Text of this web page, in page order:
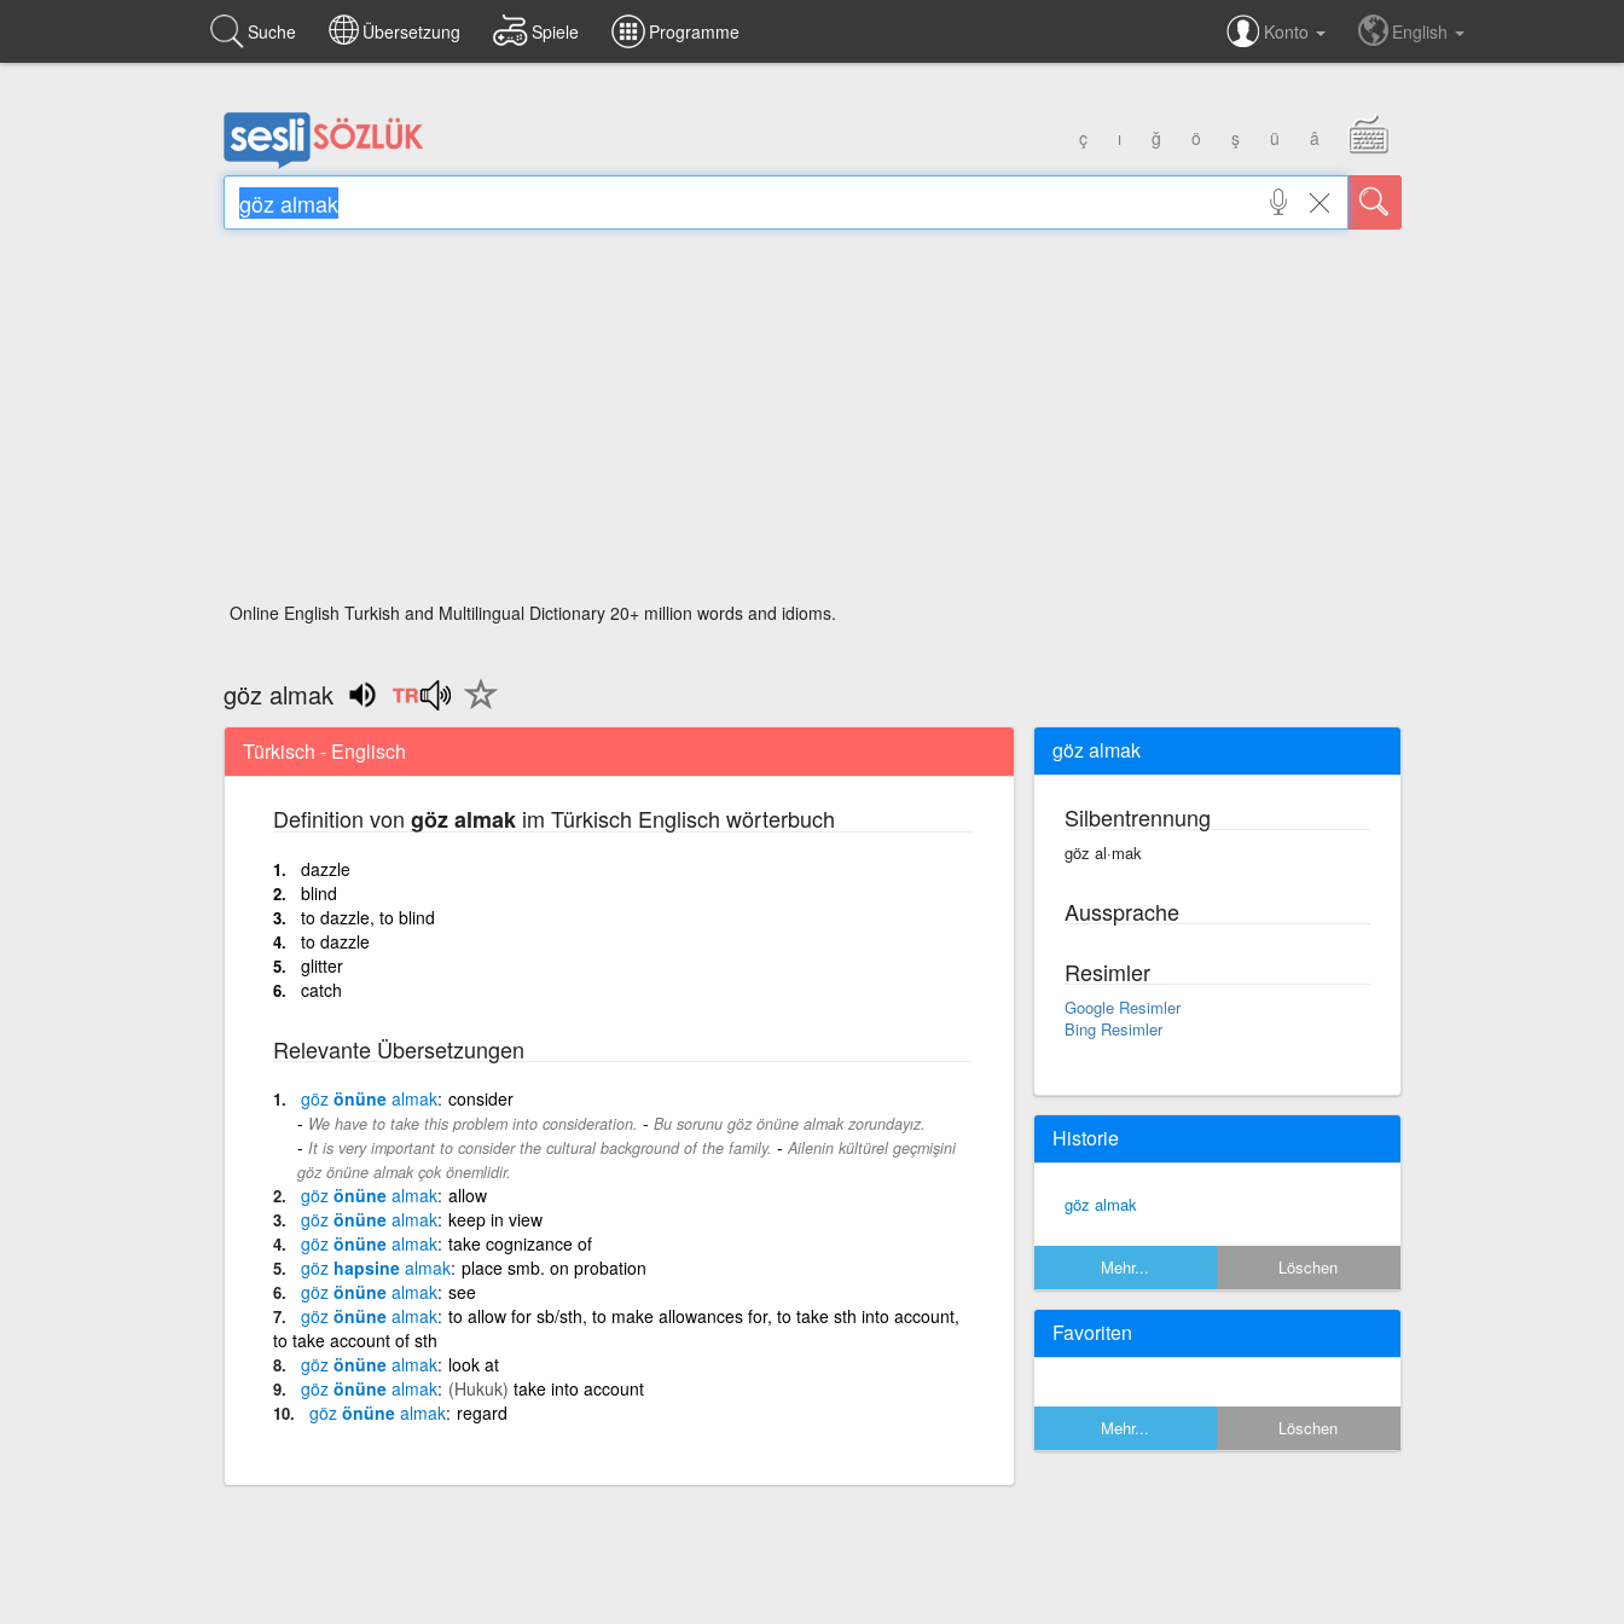
Suche Übersetzung Spiele Programme Konto English
ç ı ğ ö ş ü â
Online English Turkish and Multilingual Dictionary 20+ million words and idioms.
göz almak
Türkisch - Englisch
Definition von göz almakim Türkisch Englisch wörterbuch
dazzle
blind
to dazzle, to blind
to dazzle
glitter
catch
Relevante Übersetzungen
gözönüne almak consider
We have to take this problem into consideration. - Bu sorunu göz önüne almak zorundayız.
It is very important to consider the cultural background of the family. - Ailenin kültürel geçmişini
göz önüne almak çok önemlidir.
gözönüne almak allow
gözönüne almak keep in view
gözönüne almak take cognizance of
gözhapsine almak place smb. on probation
gözönüne almak see
gözönüne almak to allow for sb/sth, to make allowances for, to take sth into account,
to take account of sth
gözönüne almak look at
gözönüne almak (Hukuk) take into account
gözönüne almak regard
göz almak
Silbentrennung
göz al·mak
Aussprache
Resimler
Google Resimler
Bing Resimler
Historie
göz almak
Mehr... Löschen
Favoriten
Mehr... Löschen